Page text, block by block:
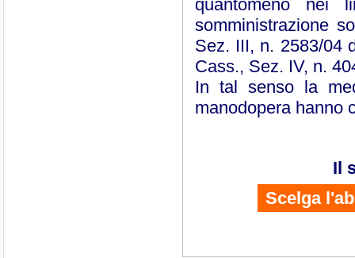
quantomeno nei
somministrazione
Sez. III, n. 2583/04
Cass., Sez. IV, n.
In tal senso la
manodopera hanno
Il
Scelga